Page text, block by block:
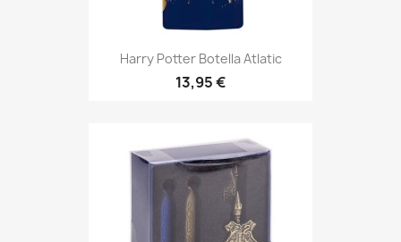
Harry Potter Botella Atlatic
13,95 €